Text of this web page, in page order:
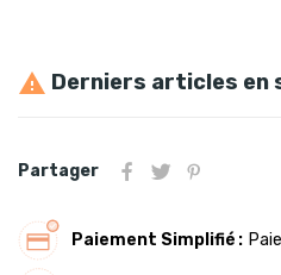
 Derniers articles en
Partager
Paiement Simplifié